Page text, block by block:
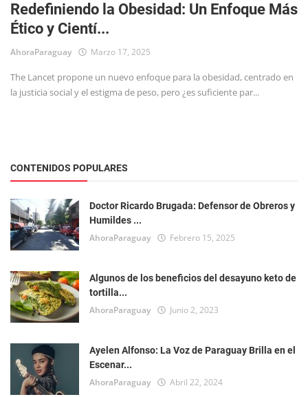
Redefiniendo la Obesidad: Un Enfoque Más
Ético y Cientí...
AhoraParaguay Marzo 17, 2025
The Lancet propone un nuevo enfoque para la obesidad, centrado en
la justicia social y el estigma de peso, pero ¿es suficiente par...
CONTENIDOS POPULARES
Doctor Ricardo Brugada: Defensor de Obreros y
Humildes ...
AhoraParaguay Febrero 15, 2025
Algunos de los beneficios del desayuno keto de
tortilla...
AhoraParaguay Junio 2, 2023
Ayelen Alfonso: La Voz de Paraguay Brilla en el
Escenar...
AhoraParaguay Abril 22, 2024